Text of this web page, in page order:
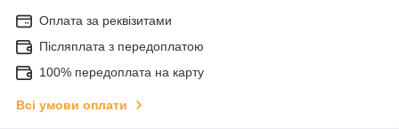
Оплата за реквізитами
Післяплата з передоплатою
100% передоплата на карту
Всі умови оплати